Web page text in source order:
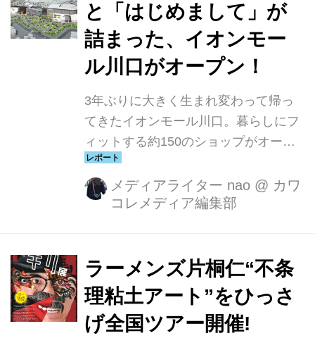
と「はじめまして」が
詰まった、イオンモー
ル川口がオープン！
3年ぶりに大きく生まれ変わって帰っ
てきたイオンモール川口。暮らしにフ
ィットする約150のショップがオープ
ン。
メディアライター nao @ カワ
コレメディア編集部
ラーメンズ片桐仁“不条
理粘土アート”をひっさ
げ全国ツアー開催!